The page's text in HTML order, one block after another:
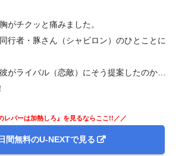
がチクッと痛みました。
行者・豚さん（シャビロン）のひとことに
がライバル（恋敵）にそう提案したのか…
レバーは加熱しろ』を見るならここ!!／／
間無料のU-NEXTで見る